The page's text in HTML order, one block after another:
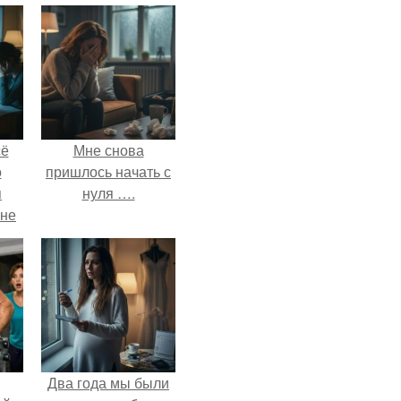
Мне снова
пришлось начать с
нуля ….
Два года мы были